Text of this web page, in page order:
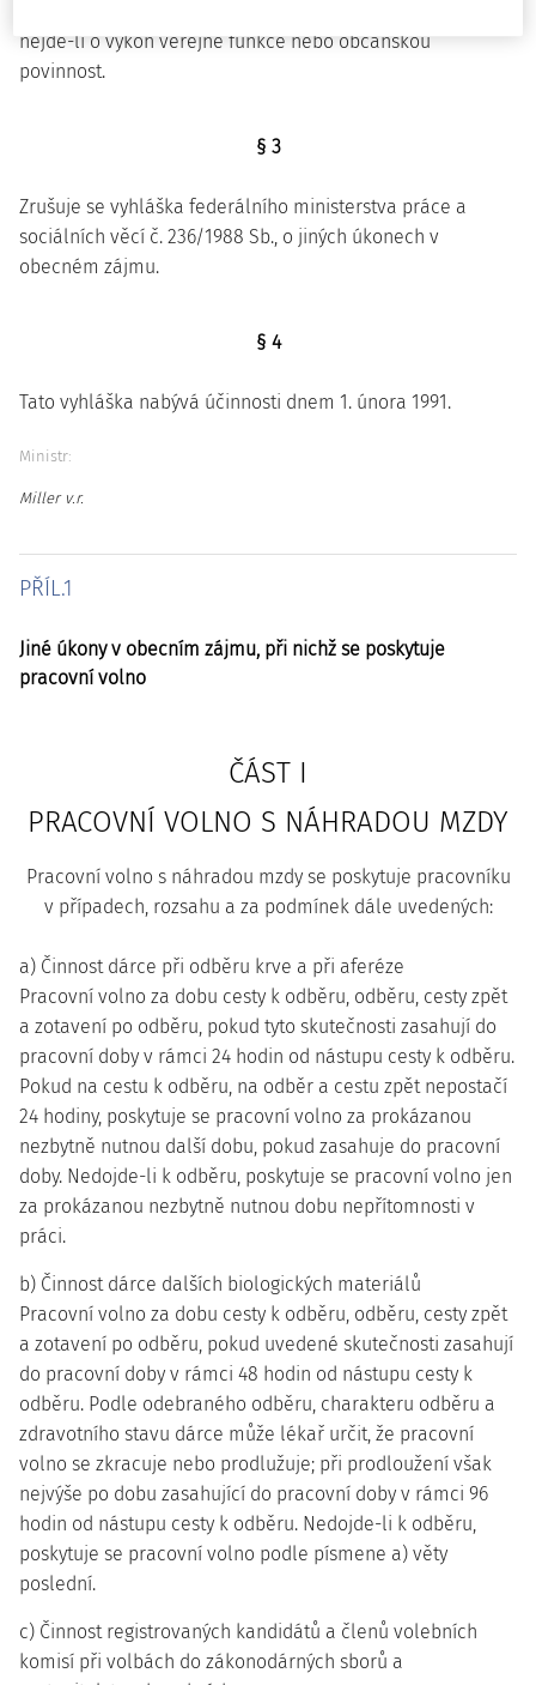
nejde-li o výkon veřejné funkce nebo občanskou
povinnost.
§ 3
Zrušuje se vyhláška federálního ministerstva práce a
sociálních věcí č. 236/1988 Sb., o jiných úkonech v
obecném zájmu.
§ 4
Tato vyhláška nabývá účinnosti dnem 1. února 1991.
Ministr:
Miller v.r.
PŘÍL.1
Jiné úkony v obecním zájmu, při nichž se poskytuje
pracovní volno
ČÁST I
PRACOVNÍ VOLNO S NÁHRADOU MZDY
Pracovní volno s náhradou mzdy se poskytuje pracovníku
v případech, rozsahu a za podmínek dále uvedených:
a) Činnost dárce při odběru krve a při aferéze
Pracovní volno za dobu cesty k odběru, odběru, cesty zpět
a zotavení po odběru, pokud tyto skutečnosti zasahují do
pracovní doby v rámci 24 hodin od nástupu cesty k odběru.
Pokud na cestu k odběru, na odběr a cestu zpět nepostačí
24 hodiny, poskytuje se pracovní volno za prokázanou
nezbytně nutnou další dobu, pokud zasahuje do pracovní
doby. Nedojde-li k odběru, poskytuje se pracovní volno jen
za prokázanou nezbytně nutnou dobu nepřítomnosti v
práci.
b) Činnost dárce dalších biologických materiálů
Pracovní volno za dobu cesty k odběru, odběru, cesty zpět
a zotavení po odběru, pokud uvedené skutečnosti zasahují
do pracovní doby v rámci 48 hodin od nástupu cesty k
odběru. Podle odebraného odběru, charakteru odběru a
zdravotního stavu dárce může lékař určit, že pracovní
volno se zkracuje nebo prodlužuje; při prodloužení však
nejvýše po dobu zasahující do pracovní doby v rámci 96
hodin od nástupu cesty k odběru. Nedojde-li k odběru,
poskytuje se pracovní volno podle písmene a) věty
poslední.
c) Činnost registrovaných kandidátů a členů volebních
komisí při volbách do zákonodárných sborů a